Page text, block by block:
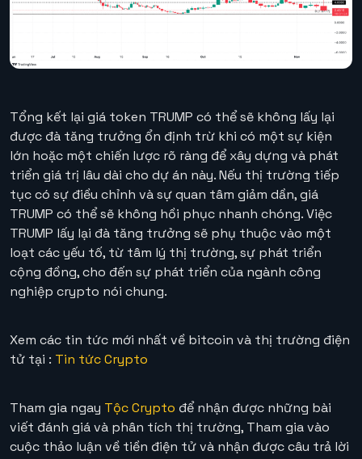
Tổng kết lại giá token TRUMP có thể sẽ không lấy lại
được đà tăng trưởng ổn định trừ khi có một sự kiện
lớn hoặc một chiến lược rõ ràng để xây dựng và phát
triển giá trị lâu dài cho dự án này. Nếu thị trường tiếp
tục có sự điều chỉnh và sự quan tâm giảm dần, giá
TRUMP có thể sẽ không hồi phục nhanh chóng. Việc
TRUMP lấy lại đà tăng trưởng sẽ phụ thuộc vào một
loạt các yếu tố, từ tâm lý thị trường, sự phát triển
cộng đồng, cho đến sự phát triển của ngành công
nghiệp crypto nói chung.
Xem các tin tức mới nhất về bitcoin và thị trường điện
tử tại : Tin tức Crypto
Tham gia ngay Tộc Crypto để nhận được những bài
viết đánh giá và phân tích thị trường, Tham gia vào
cuộc thảo luận về tiền điện tử và nhận được câu trả lời